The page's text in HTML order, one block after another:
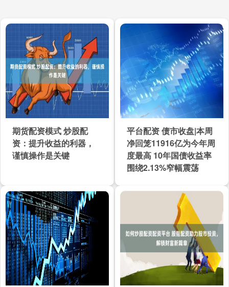
期货配资模式 炒股配
资：提升收益的利器，
谨慎操作是关键
平台配资 债市收盘|本周
净回笼11916亿为今年周
度最高 10年国债收益率
围绕2.13%窄幅震荡